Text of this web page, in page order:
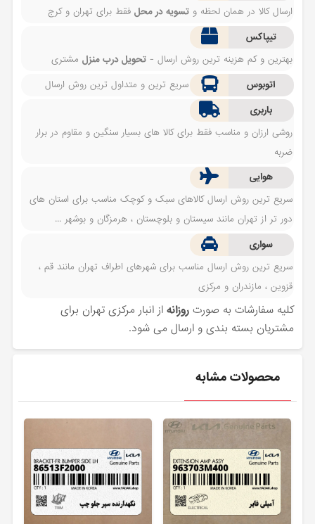
ارسال کالا در همان لحظه وتسویه در محل فقط برای تهران و کرج
تیپاکس
بهترین و کم هزینه ترین روش ارسال -تحویل درب منزل مشتری
اتوبوس
سریع ترین و متداول ترین روش ارسال
باربری
روشی ارزان و مناسب فقط برای کالا های بسیار سنگین و مقاوم در برار
ضربه
هوایی
سریع ترین روش ارسال کالاهای سبک و کوچک مناسب برای استان های
دور تر از تهران مانند سیستان و بلوچستان ، هرمزگان و بوشهر ...
سواری
سریع ترین روش ارسال مناسب برای شهرهای اطراف تهران مانند قم ،
قزوین ، مازندران و مرکزی
کلیه سفارشات به صورتروزانه از انبار مرکزی تهران برای
مشتریان بسته بندی و ارسال می شود.
محصولات مشابه